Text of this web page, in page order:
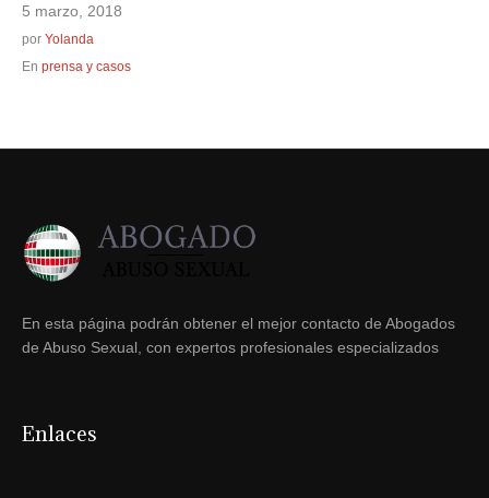
5 marzo, 2018
por Yolanda
En prensa y casos
En esta página podrán obtener el mejor contacto de Abogados
de Abuso Sexual, con expertos profesionales especializados
Enlaces